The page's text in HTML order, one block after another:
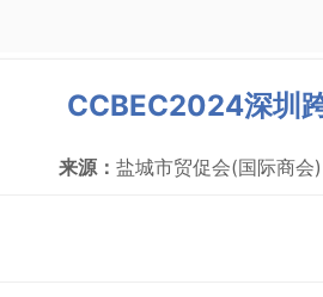
CCBEC2024深圳
来源：盐城市贸促会(国际商会)